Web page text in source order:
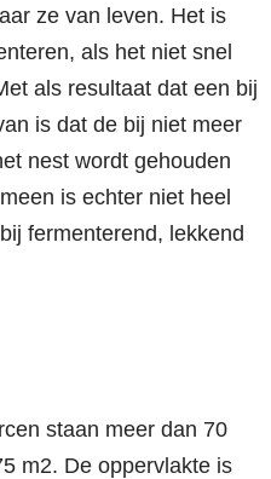
ze van leven. Het is
als het niet snel
als resultaat dat een bij
is dat de bij niet meer
nest wordt gehouden
is echter niet heel
fermenterend, lekkend
staan meer dan 70
m2. De oppervlakte is